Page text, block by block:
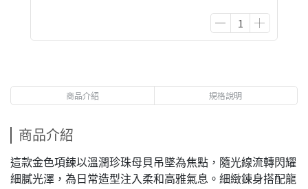
商品介紹 規格說明
商品介紹
這款金色項鍊以溫潤珍珠母貝吊墜為焦點，隨光線流轉閃耀
細膩光澤，為日常造型注入柔和高雅氣息。細緻鍊身搭配龍